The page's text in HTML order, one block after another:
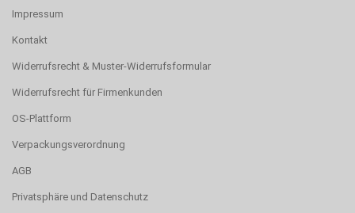
Impressum
Kontakt
Widerrufsrecht & Muster-Widerrufsformular
Widerrufsrecht für Firmenkunden
OS-Plattform
Verpackungsverordnung
AGB
Privatsphäre und Datenschutz